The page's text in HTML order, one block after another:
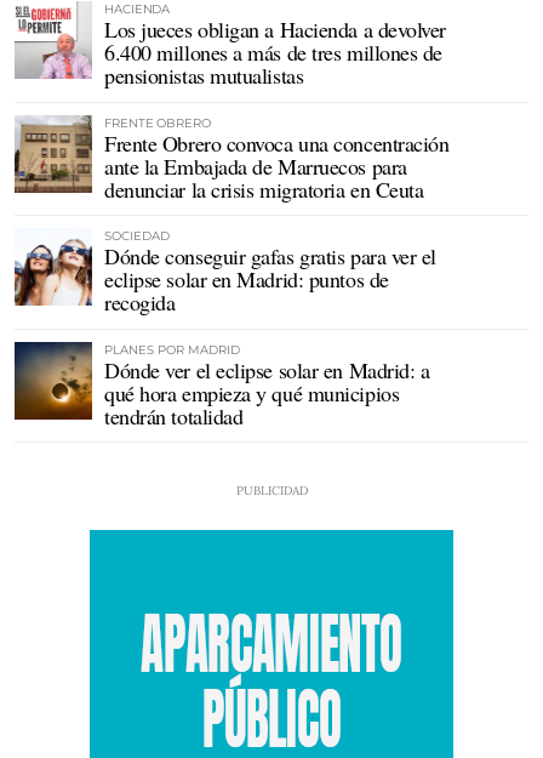
HACIENDA
Los jueces obligan a Hacienda a devolver
6.400 millones a más de tres millones de
pensionistas mutualistas
FRENTE OBRERO
Frente Obrero convoca una concentración
ante la Embajada de Marruecos para
denunciar la crisis migratoria en Ceuta
SOCIEDAD
Dónde conseguir gafas gratis para ver el
eclipse solar en Madrid: puntos de
recogida
PLANES POR MADRID
Dónde ver el eclipse solar en Madrid: a
qué hora empieza y qué municipios
tendrán totalidad